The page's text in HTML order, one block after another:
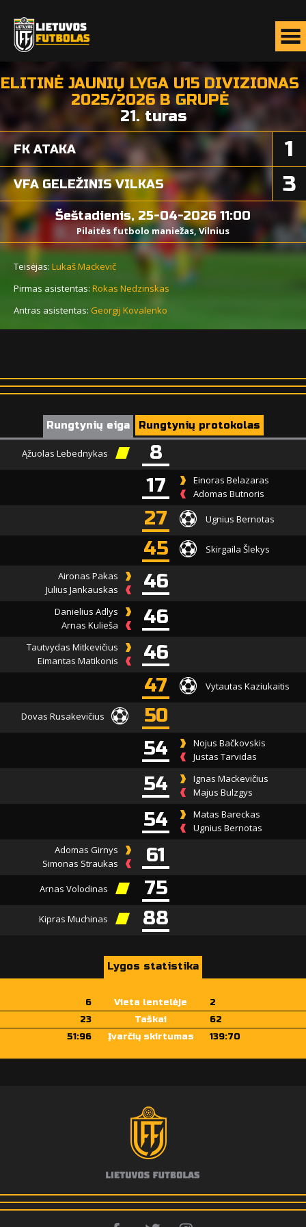
ELITINĖ JAUNIŲ LYGA U15 DIVIZIONAS
2025/2026 B GRUPĖ
21. turas
1
FK ATAKA
VFA GELEŽINIS VILKAS 3
Šeštadienis, 25-04-2026 11:00
Pilaitės futbolo maniežas, Vilnius
Teisėjas: Lukaš Mackevič
Pirmas asistentas: Rokas Nedzinskas
Antras asistentas: Georgij Kovalenko
Rungtynių eiga Rungtynių protokolas
Ąžuolas Lebednykas
8
17
Einoras Belazaras
Adomas Butnoris
27 Ugnius Bernotas
45 Skirgaila Šlekys
Aironas Pakas
Julius Jankauskas
46
Danielius Adlys
Arnas Kulieša
46
Tautvydas Mitkevičius
Eimantas Matikonis
46
47
Vytautas Kaziukaitis
Dovas Rusakevičius
50
54
Nojus Bačkovskis
Justas Tarvidas
54
Ignas Mackevičius
Majus Bulzgys
54
Matas Bareckas
Ugnius Bernotas
Adomas Girnys
Simonas Straukas
61
Arnas Volodinas 75
Kipras Muchinas 88
Lygos statistika
6 Vieta lentelėje
2
23
Taškai
62
51:96
Įvarčių skirtumas 139:70